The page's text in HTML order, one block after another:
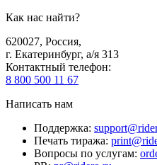
Как нас найти?
620027, Россия,
г. Екатеринбург, а/я 313
Контактный телефон:
8 800 500 11 67
Написать нам
Поддержка:
Печать тиража:
Вопросы по услугам: